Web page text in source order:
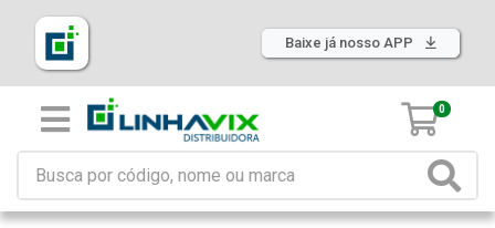
Baixe já nosso APP
0